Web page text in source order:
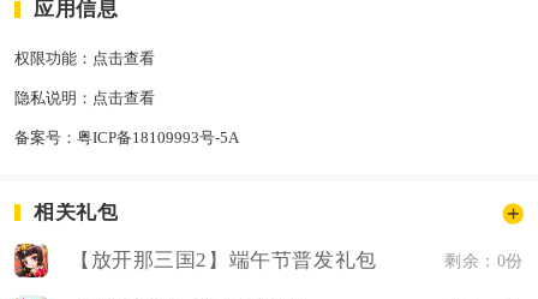
应用信息
权限功能： 点击查看
隐私说明： 点击查看
备案号： 粤ICP备18109993号-5A
相关礼包
【放开那三国2】端午节普发礼包 剩余：0份